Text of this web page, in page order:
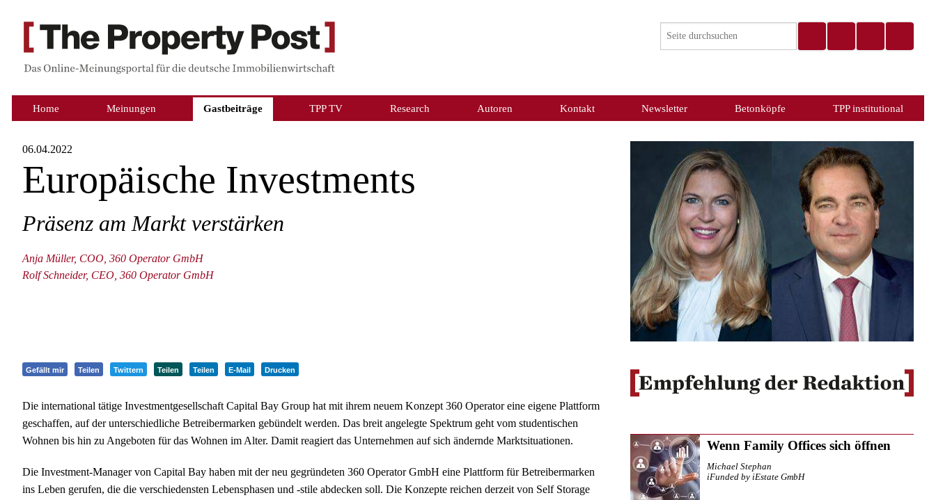
Home Meinungen Gastbeiträge TPP TV Research Autoren Kontakt Newsletter Betonköpfe TPP institutional
06.04.2022
Europäische Investments
Präsenz am Markt verstärken
Anja Müller, COO, 360 Operator GmbH
Rolf Schneider, CEO, 360 Operator GmbH
Gefällt mir Teilen Twittern Teilen Teilen E-Mail Drucken
Die international tätige Investmentgesellschaft Capital Bay Group hat mit ihrem neuem Konzept 360 Operator eine eigene Plattform
geschaffen, auf der unterschiedliche Betreibermarken gebündelt werden. Das breit angelegte Spektrum geht vom studentischen
Wohnen bis hin zu Angeboten für das Wohnen im Alter. Damit reagiert das Unternehmen auf sich ändernde Marktsituationen.
Die Investment-Manager von Capital Bay haben mit der neu gegründeten 360 Operator GmbH eine Plattform für Betreibermarken
ins Leben gerufen, die die verschiedensten Lebensphasen und -stile abdecken soll. Die Konzepte reichen derzeit von Self Storage
Wenn Family Offices sich öffnen
Michael Stephan
iFunded by iEstate GmbH